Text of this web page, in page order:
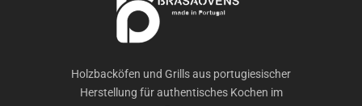
Holzbacköfen und Grills aus portugiesischer
Herstellung für authentisches Kochen im